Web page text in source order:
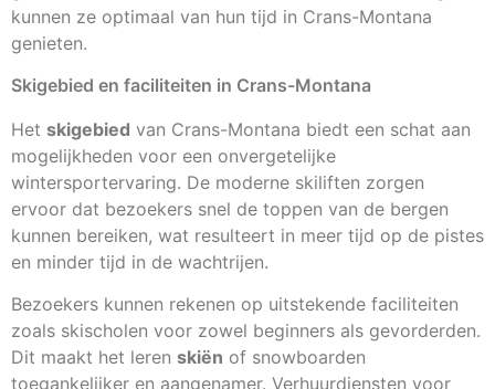
kunnen ze optimaal van hun tijd in Crans-Montana
genieten.
Skigebied en faciliteiten in Crans-Montana
Het skigebied van Crans-Montana biedt een schat aan
mogelijkheden voor een onvergetelijke
wintersportervaring. De moderne skiliften zorgen
ervoor dat bezoekers snel de toppen van de bergen
kunnen bereiken, wat resulteert in meer tijd op de pistes
en minder tijd in de wachtrijen.
Bezoekers kunnen rekenen op uitstekende faciliteiten
zoals skischolen voor zowel beginners als gevorderden.
Dit maakt het leren skiën of snowboarden
toegankelijker en aangenamer. Verhuurdiensten voor